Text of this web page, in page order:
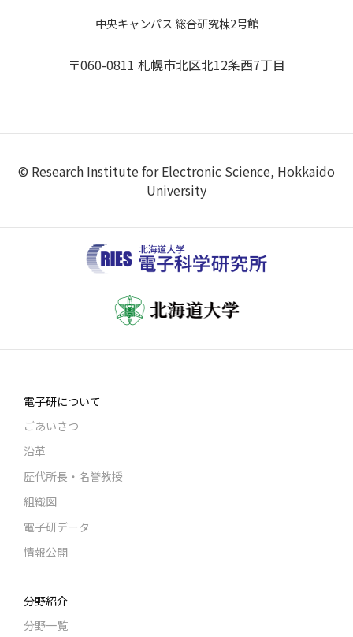
中央キャンパス 総合研究棟2号館
〒060-0811 札幌市北区北12条西7丁目
© Research Institute for Electronic Science, Hokkaido
University
電子研について
ごあいさつ
沿革
歴代所長・名誉教授
組織図
電子研データ
情報公開
分野紹介
分野一覧